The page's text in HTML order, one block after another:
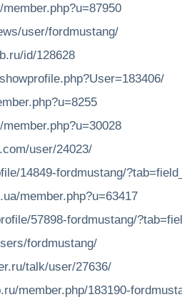
user/fordmustang/
id/128628
user/24023/
14849-fordmustang/
member.php?u=63417
57898-fordmustang/
fordmustang/
talk/user/27636/
member.php/183190-